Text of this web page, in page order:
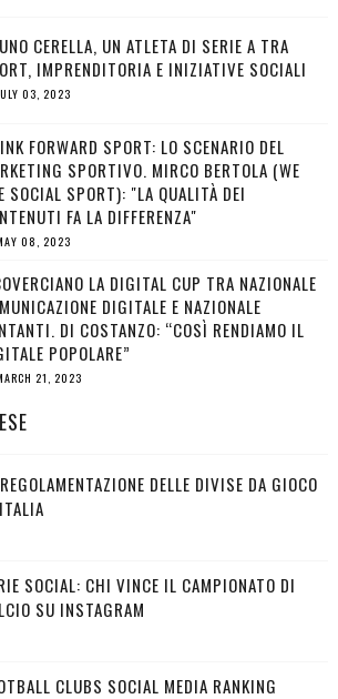
CERELLA, UN ATLETA DI SERIE A TRA
IMPRENDITORIA E INIZIATIVE SOCIALI
03, 2023
FORWARD SPORT: LO SCENARIO DEL
SPORTIVO. MIRCO BERTOLA (WE
SOCIAL SPORT): "LA QUALITÀ DEI
FA LA DIFFERENZA"
08, 2023
LA DIGITAL CUP TRA NAZIONALE
DIGITALE E NAZIONALE
DI COSTANZO: “COSÌ RENDIAMO IL
POPOLARE”
21, 2023
DELLE DIVISE DA GIOCO
SOCIAL: CHI VINCE IL CAMPIONATO DI
SU INSTAGRAM
CLUBS SOCIAL MEDIA RANKING